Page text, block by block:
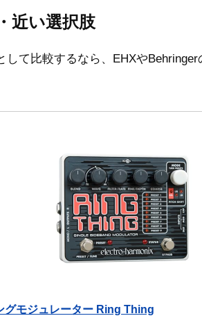
近い選択肢
して比較するなら、EHXや
モジュレーター Ring Thing